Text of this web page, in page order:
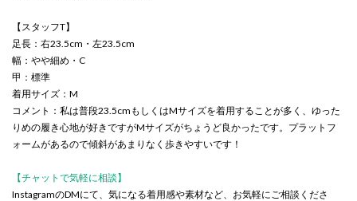
【スタッフT】
足長：右23.5cm・左23.5cm
幅：やや細め・C
甲：標準
着用サイズ：M
コメント：私は普段23.5cmもしくはMサイズを着用することが多く、ゆった
りめの履き心地が好きですがMサイズがちょうど良かったです。プラットフ
ォームがあるので傾斜があまりなく歩きやすいです！
【チャットで気軽に相談】
InstagramのDMにて、気になる着用感や素材など、お気軽にご相談くださ